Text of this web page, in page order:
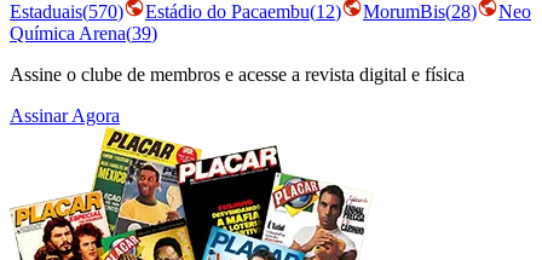
Estaduais(570) Estádio do Pacaembu(12) MorumBis(28)
Neo
Química Arena(39)
Assine o clube de membros e acesse a revista digital e física
Assinar Agora